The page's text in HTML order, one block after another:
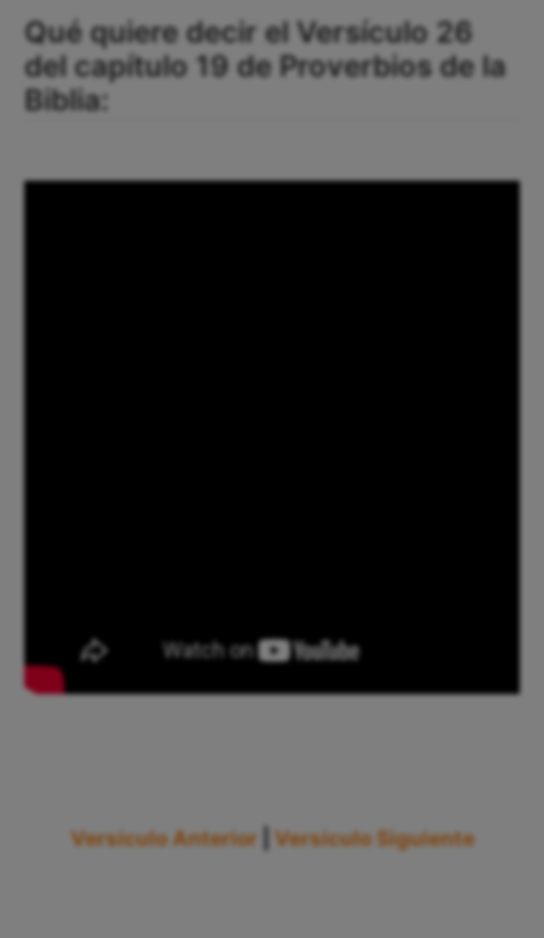
Qué quiere decir el Versículo 26
del capítulo 19 de Proverbios de la
Biblia:
Versículo Anterior Versículo Siguiente